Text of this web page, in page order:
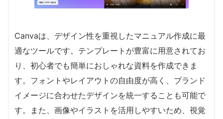
Canvaは、デザイン性を重視したマニュアル作成に最
適なツールです。テンプレートが豊富に用意されてお
り、初心者でも簡単におしゃれな資料を作成できま
す。フォントやレイアウトの自由度が高く、ブランド
イメージに合わせたデザインを統一することも可能で
す。また、画像やイラストを活用しやすいため、視覚